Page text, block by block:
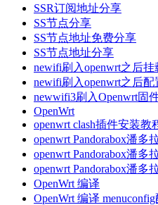
SSR订阅地址分享
SS节点分享
SS节点地址免费分享
SS节点地址分享
newifi刷入openwrt之后挂
newifi刷入openwrt之后配
newwifi3刷入Openwrt固
OpenWrt
openwrt clash插件安装教
openwrt Pandorabox潘多
openwrt Pandorabox潘多
openwrt Pandorabox潘多
OpenWrt 编译
OpenWrt 编译